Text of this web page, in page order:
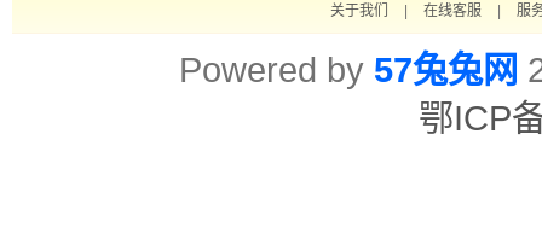
关于我们 在线客服 服
Powered by 57兔兔网
鄂ICP